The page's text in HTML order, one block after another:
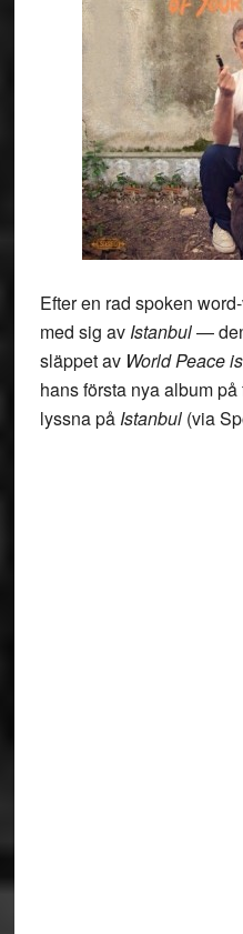
Efter en rad spoken
med sig av Istanbul—
släppet av World Peace
hans första nya album
lyssna på Istanbul(via